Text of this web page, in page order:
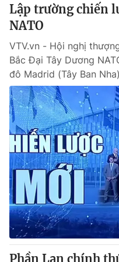
Lập trường chiến
NATO
VTV.vn - Hội nghị
Bắc Đại Tây Dương
đô Madrid (Tây Ban
Phần Lan chính